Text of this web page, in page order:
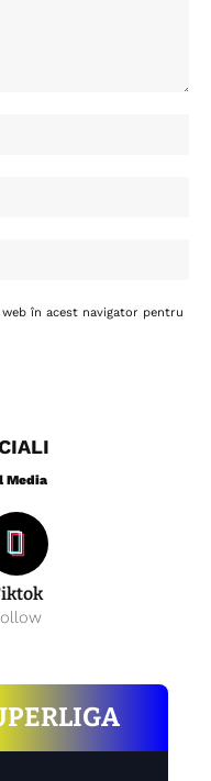
în acest navigator pentru
Media